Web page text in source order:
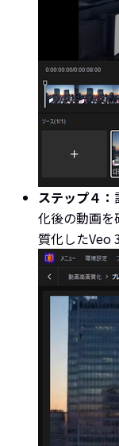
ステップ４：
化後の動画を
質化したVeo